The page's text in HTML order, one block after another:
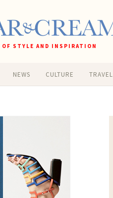
OF STYLE AND INSPIRATION
NEWS CULTURE TRAVEL